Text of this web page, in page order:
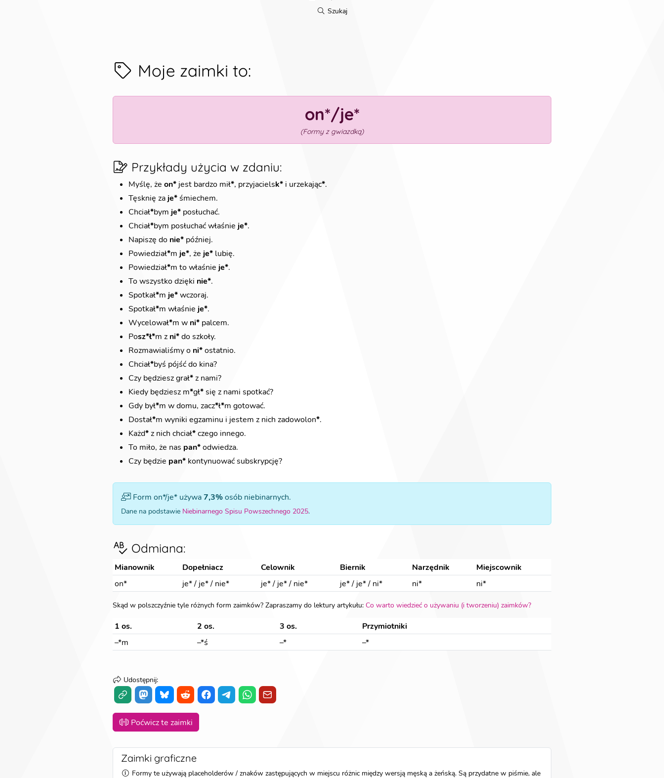
Szukaj
Moje zaimki to:
on*/je*
(Formy z gwiazdką)
Przykłady użycia w zdaniu:
Myślę, że on* jest bardzo mił* , przyjacielsk* i urzekając*
Tęsknię za je* śmiechem.
Chciał*bym je* posłuchać.
Chciał*bym posłuchać właśnie je*
Napiszę do nie* później.
Powiedział*m je* , że je* lubię.
Powiedział*m to właśnie je*
To wszystko dzięki nie*
Spotkał*m je* wczoraj.
Spotkał*m właśnie je*
Wycelował*m w ni* palcem.
Posz*ł*m z ni* do szkoły.
Rozmawialiśmy o ni* ostatnio.
Chciał*byś pójść do kina?
Czy będziesz grał* z nami?
Kiedy będziesz m*gł* się z nami spotkać?
Gdy był*m w domu, zacz*ł*m gotować.
Dostał*m wyniki egzaminu i jestem z nich zadowolon*
Każd* z nich chciał* czego innego.
To miło, że nas pan* odwiedza.
Czy będzie pan* kontynuować subskrypcję?
Form on*/je* używa 7,3% osób niebinarnych.
Dane na podstawie Niebinarnego Spisu Powszechnego 2025.
Odmiana:
Mianownik Dopełniacz Celownik Biernik Narzędnik
Miejscownik
on*
je* / je* / nie* je* / je* / nie* je* / je* / ni* ni* ni*
Skąd w polszczyźnie tyle różnych form zaimków? Zapraszamy do lektury artykułu: Co warto wiedzieć o używaniu (i tworzeniu) zaimków?
1 os. 2 os. 3 os.
Przymiotniki
–*m
–*ś –* –*
Udostępnij:
Poćwicz te zaimki
Zaimki graficzne
Formy te używają placeholderów / znaków zastępujących w miejscu różnic między wersją męską a żeńską. Są przydatne w piśmie, ale